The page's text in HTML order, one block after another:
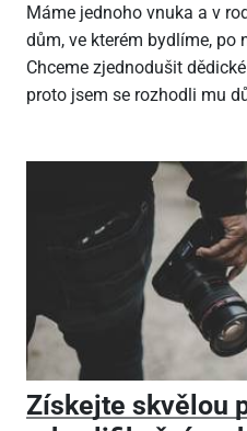
Máme jednoho vnuka a v
dům, ve kterém bydlíme, po
Chceme zjednodušit
proto jsem se rozhodli mu
Získejte skvělou